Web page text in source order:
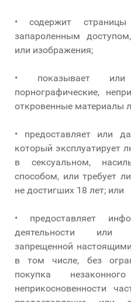
• содержит
запароленным
или изображения;
• показывает
порнографические,
откровенные материалы
• предоставляет или
который эксплуатирует
в сексуальном,
способом, или требует
не достигших 18 лет; или
• предоставляет
деятельности или
запрещенной
в том числе, без
покупка
неприкосновенности